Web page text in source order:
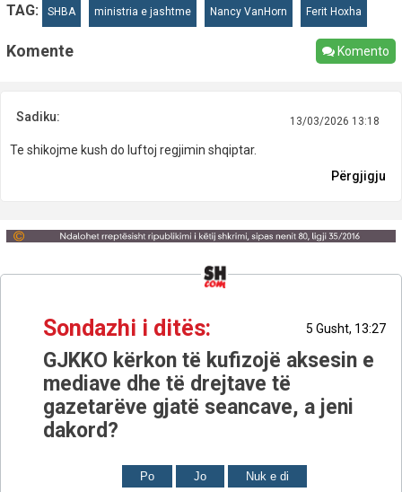
TAG:
SHBA ministria e jashtme Nancy VanHorn Ferit Hoxha
Komente Komento
Sadiku: 13/03/2026 13:18
Te shikojme kush do luftoj regjimin shqiptar.
Përgjigju
Sondazhi i ditës: 5 Gusht, 13:27
GJKKO kërkon të kufizojë aksesin e
mediave dhe të drejtave të
gazetarëve gjatë seancave, a jeni
dakord?
Po Jo Nuk e di